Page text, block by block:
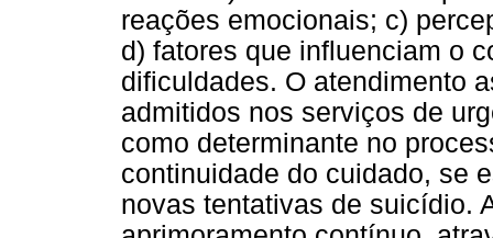
reações emocionais; c)
d) fatores que influenciam o
dificuldades. O atendimento
admitidos nos serviços de
como determinante no
continuidade do cuidado, se
novas tentativas de suicídio.